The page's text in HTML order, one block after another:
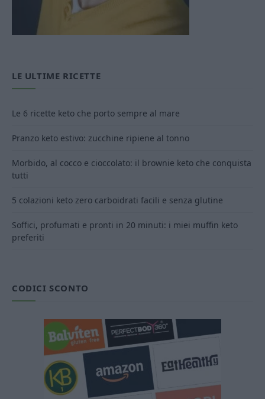
LE ULTIME RICETTE
Le 6 ricette keto che porto sempre al mare
Pranzo keto estivo: zucchine ripiene al tonno
Morbido, al cocco e cioccolato: il brownie keto che conquista
tutti
5 colazioni keto zero carboidrati facili e senza glutine
Soffici, profumati e pronti in 20 minuti: i miei muffin keto
preferiti
CODICI SCONTO